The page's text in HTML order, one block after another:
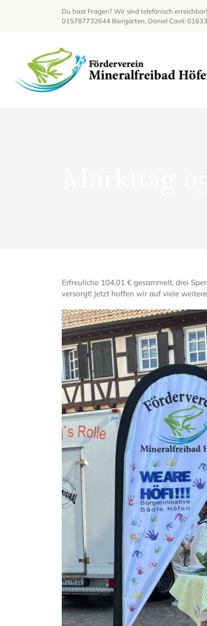
Du hast Fragen? Wir sind telefonisch erreichbar!
015787732644 Biergarten, Daniel Cavli:
Erfreuliche 104,01 € gesammelt, drei
versorgt! Jetzt hoffen wir auf viele